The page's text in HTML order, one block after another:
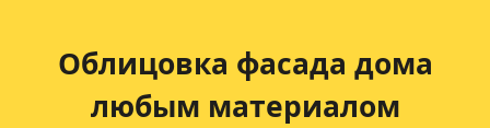
Облицовка фасада дома
любым материалом